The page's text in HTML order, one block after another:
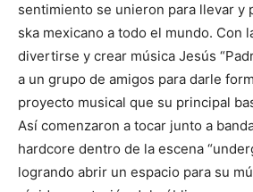
sentimiento se unieron para llevar y
ska mexicano a todo el mundo. Con
divertirse y crear música Jesús
a un grupo de amigos para darle
proyecto musical que su principal
Así comenzaron a tocar junto a
hardcore dentro de la escena
logrando abrir un espacio para su